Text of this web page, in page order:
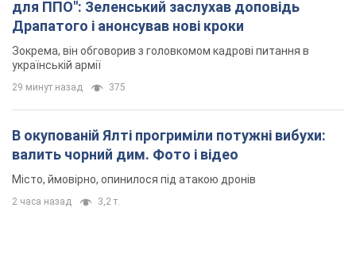
для ППО": Зеленський заслухав доповідь
Драпатого і анонсував нові кроки
Зокрема, він обговорив з головкомом кадрові питання в
українській армії
29 минут назад 375
В окупованій Ялті прогриміли потужні вибухи:
валить чорний дим. Фото і відео
Місто, ймовірно, опинилося під атакою дронів
2 часа назад 3,2 т.